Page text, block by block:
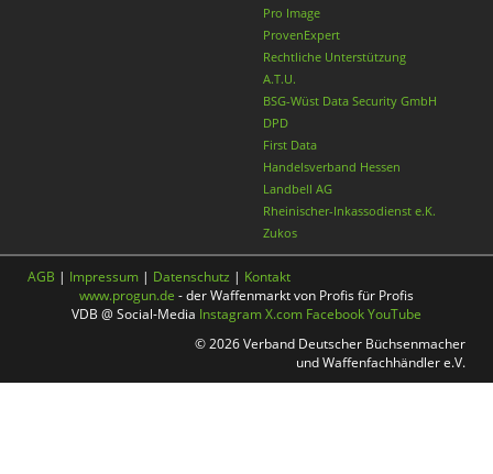
Pro Image
ProvenExpert
Rechtliche Unterstützung
A.T.U.
BSG-Wüst Data Security GmbH
DPD
First Data
Handelsverband Hessen
Landbell AG
Rheinischer-Inkassodienst e.K.
Zukos
AGB | Impressum | Datenschutz | Kontakt
www.progun.de - der Waffenmarkt von Profis für Profis
VDB @ Social-Media InstagramX.com FacebookYouTube
© 2026 Verband Deutscher Büchsenmacher
und Waffenfachhändler e.V.